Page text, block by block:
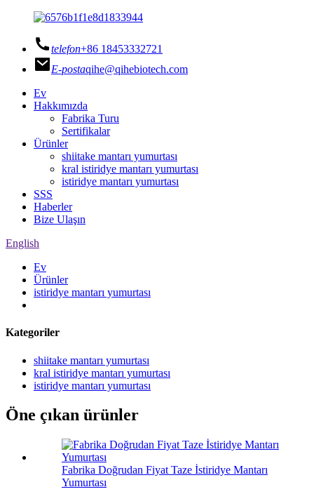
telefon+86 18453332721
E-postaqihe@qihebiotech.com
Ev
Hakkımızda
Fabrika Turu
Sertifikalar
Ürünler
shiitake mantarı yumurtası
kral istiridye mantarı yumurtası
istiridye mantarı yumurtası
SSS
Haberler
Bize Ulaşın
English
Ev
Ürünler
istiridye mantarı yumurtası
Kategoriler
shiitake mantarı yumurtası
kral istiridye mantarı yumurtası
istiridye mantarı yumurtası
Öne çıkan ürünler
Fabrika Doğrudan Fiyat Taze İstiridye Mantarı
Yumurtası